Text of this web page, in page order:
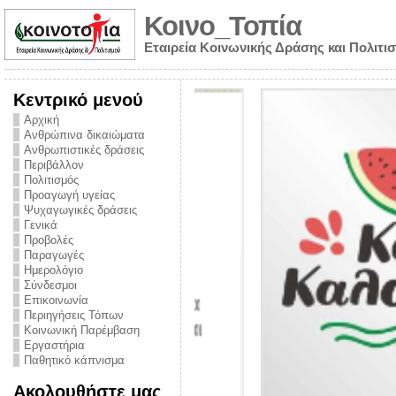
Κοινο_Τοπία
Εταιρεία Κοινωνικής Δράσης και
Κεντρικό μενού
Αρχική
Ανθρώπινα δικαιώματα
Ανθρωπιστικές δράσεις
Περιβάλλον
Πολιτισμός
Προαγωγή υγείας
Ψυχαγωγικές δράσεις
Γενικά
Προβολές
Παραγωγές
Ημερολόγιο
Σύνδεσμοι
Επικοινωνία
Περιηγήσεις Τόπων
Κοινωνική Παρέμβαση
Εργαστήρια
Παθητικό κάπνισμα
Ακολουθήστε μας
από την
την ημέρα
και
στο